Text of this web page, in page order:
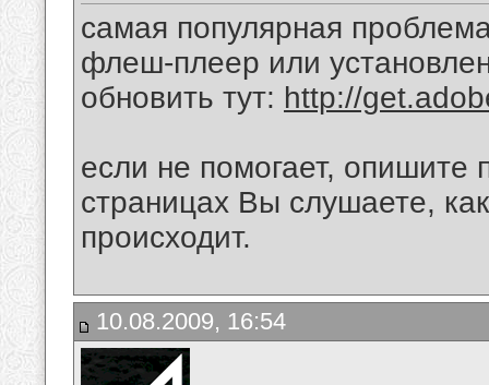
самая популярная
флеш-плеер или
обновить тут: http://
если не помогает, опишите
страницах Вы слушаете,
происходит.
10.08.2009, 16:54